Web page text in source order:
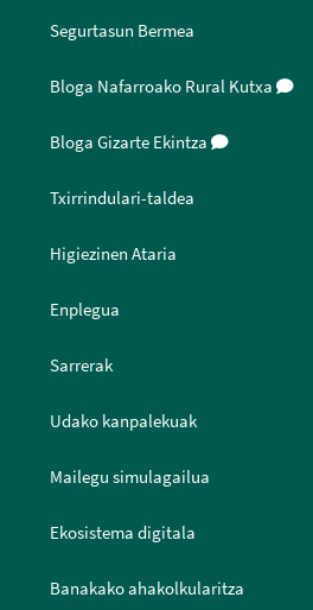
Segurtasun Bermea
Bloga Nafarroako Rural Kutxa
Bloga Gizarte Ekintza
Txirrindulari-taldea
Higiezinen Ataria
Enplegua
Sarrerak
Udako kanpalekuak
Mailegu simulagailua
Ekosistema digitala
Banakako ahakolkularitza